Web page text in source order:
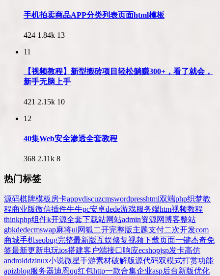
手机拍卖商品APP分类列表页面html模板
424 1.84k 13
11
【视频教程】新型搬砖项目轻松躺赚300+，看了就会，
新手无脑上手
421 2.15k 10
12
40集Web安全渗透全套教程
368 2.11k 8
热门标签
源码棋牌模板 房卡appvdiscuzcmswordpresshtml双端php织梦教
程商业版微信插件牛牛pc安卓dede游戏服务端htm视频教程
thinkphp组件k开源全套下载站网站admin资源网博客整站
gbkdedecmswap麻将ui网狐 二开完整版主题支付二次开发com
商城手机seobug完整最新版互娱修复视频下载页面一键杰奇免
签最新更新电玩ios搭建客户端接口响应ecshopjsp发卡高仿
androiddzinux小说微星手游素材破解版源代码双模式打赏功能
apizblog服务器迪恩qq红包http一款合集企业asp后台新版优化